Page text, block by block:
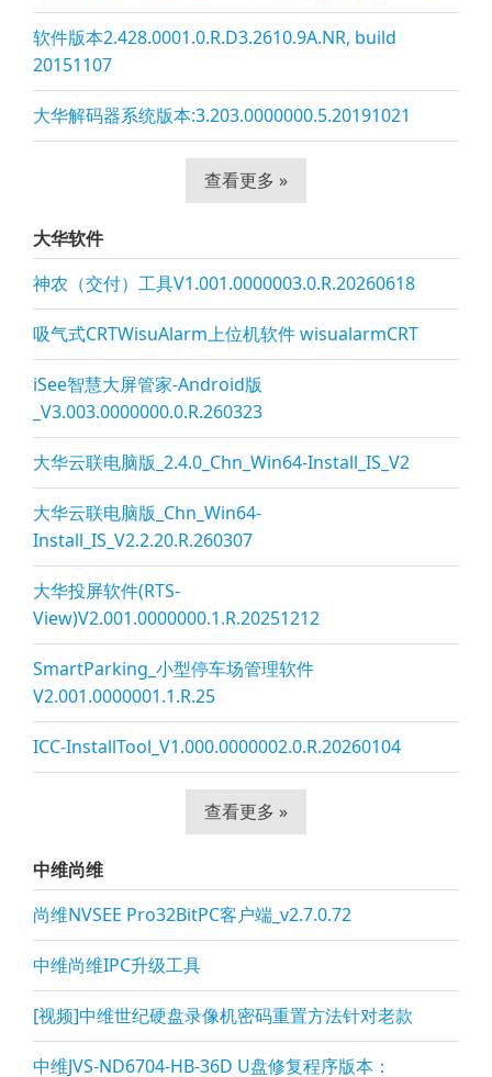
软件版本2.428.0001.0.R.D3.2610.9A.NR, build
20151107
大华解码器系统版本:3.203.0000000.5.20191021
查看更多 »
大华软件
神农（交付）工具V1.001.0000003.0.R.20260618
吸气式CRTWisuAlarm上位机软件 wisualarmCRT
iSee智慧大屏管家-Android版
_V3.003.0000000.0.R.260323
大华云联电脑版_2.4.0_Chn_Win64-Install_IS_V2
大华云联电脑版_Chn_Win64-
Install_IS_V2.2.20.R.260307
大华投屏软件(RTS-
View)V2.001.0000000.1.R.20251212
SmartParking_小型停车场管理软件
V2.001.0000001.1.R.25
ICC-InstallTool_V1.000.0000002.0.R.20260104
查看更多 »
中维尚维
尚维NVSEE Pro32BitPC客户端_v2.7.0.72
中维尚维IPC升级工具
[视频]中维世纪硬盘录像机密码重置方法针对老款
中维JVS-ND6704-HB-36D U盘修复程序版本：